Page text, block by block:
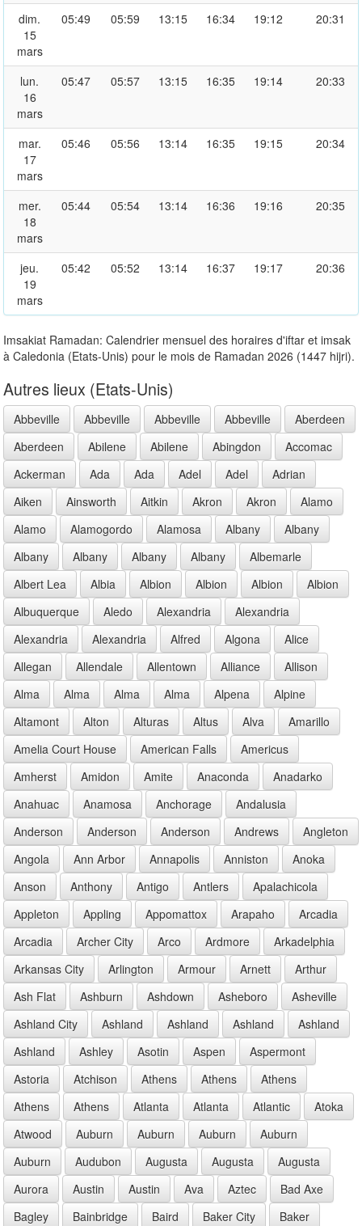
dim.
15
mars
05:49 05:59 13:15 16:34 19:12 20:31
lun.
16
mars
05:47 05:57 13:15 16:35 19:14 20:33
mar.
17
mars
05:46 05:56 13:14 16:35 19:15 20:34
mer.
18
mars
05:44 05:54 13:14 16:36 19:16 20:35
jeu.
19
mars
05:42 05:52 13:14 16:37 19:17 20:36
Imsakiat Ramadan: Calendrier mensuel des horaires d'iftar et imsak
à Caledonia (Etats-Unis) pour le mois de Ramadan 2026 (1447 hijri).
Autres lieux (Etats-Unis)
Abbeville Abbeville Abbeville Abbeville
Aberdeen
Aberdeen
Abilene Abilene Abingdon
Accomac
Ackerman
Ada Ada Adel Adel
Adrian
Aiken
Ainsworth Aitkin Akron Akron
Alamo
Alamo
Alamogordo Alamosa Albany
Albany
Albany
Albany Albany Albany
Albemarle
Albert Lea
Albia Albion Albion Albion
Albion
Albuquerque
Aledo Alexandria
Alexandria
Alexandria
Alexandria Alfred Algona
Alice
Allegan
Allendale Allentown Alliance
Allison
Alma
Alma Alma Alma Alpena
Alpine
Altamont
Alton Alturas Altus Alva
Amarillo
Amelia Court House
American Falls
Americus
Amherst
Amidon Amite Anaconda
Anadarko
Anahuac
Anamosa Anchorage
Andalusia
Anderson
Anderson Anderson Andrews
Angleton
Angola
Ann Arbor Annapolis Anniston
Anoka
Anson
Anthony Antigo Antlers
Apalachicola
Appleton
Appling Appomattox Arapaho
Arcadia
Arcadia
Archer City Arco Ardmore
Arkadelphia
Arkansas City
Arlington Armour Arnett
Arthur
Ash Flat
Ashburn Ashdown Asheboro
Asheville
Ashland City
Ashland Ashland Ashland
Ashland
Ashland
Ashley Asotin Aspen
Aspermont
Astoria
Atchison Athens Athens
Athens
Athens
Athens Atlanta Atlanta Atlantic
Atoka
Atwood
Auburn Auburn Auburn
Auburn
Auburn
Audubon Augusta Augusta
Augusta
Aurora
Austin Austin Ava Aztec
Bad Axe
Bagley
Bainbridge Baird Baker City
Baker